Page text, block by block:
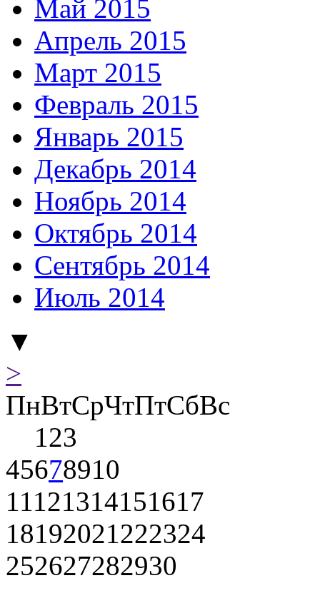
Май 2015
Апрель 2015
Март 2015
Февраль 2015
Январь 2015
Декабрь 2014
Ноябрь 2014
Октябрь 2014
Сентябрь 2014
Июль 2014
▼
>
ПнВтСрЧтПтСбВс
123
45678910
11121314151617
18192021222324
252627282930